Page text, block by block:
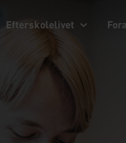
Efterskolelivet